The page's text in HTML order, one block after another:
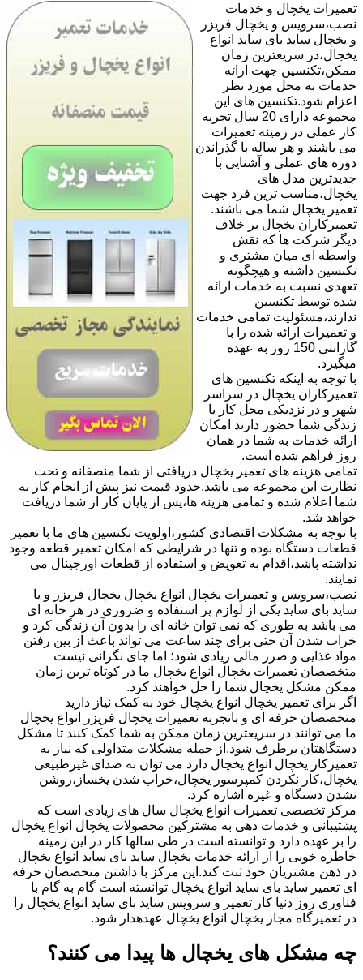
تعمیرات یخچال و خدمات
نصب،سرویس و یخچال فریزر
و یخچال ساید بای ساید انواع
یخچال،در سریعترین زمان
ممکن،تکنسین جهت ارائه
خدمات به محل مورد نظر
اعزام شود.تکنسین های این
مجموعه دارای 20 سال تجربه
کار عملی در زمینه تعمیرات
می باشند و هر ساله با گذراندن
دوره های عملی و آشنایی با
جدیدترین مدل های
یخچال،مناسب ترین فرد جهت
تعمیر یخچال شما می باشند.
تعمیرکاران یخچال بر خلاف
دیگر شرکت ها که نقش
واسطه ای میان مشتری و
تکنسین داشته و هیچگونه
تعهدی نسبت به خدمات ارائه
شده توسط تکنسین
ندارند،مسئولیت تمامی خدمات
و تعمیرات ارائه شده را با
گارانتی 150 روز به عهده
میگیرد.
با توجه به اینکه تکنسین های
تعمیرکاران یخچال در سراسر
شهر و در نزدیکی محل کار یا
زندگی شما حضور دارند امکان
ارائه خدمات به شما در همان
روز فراهم شده است.
تمامی هزینه های تعمیر یخچال دریافتی از شما منصفانه و تحت
نظارت این مجموعه می باشد.حدود قیمت نیز پیش از انجام کار به
شما اعلام شده و تمامی هزینه ها،پس از پایان کار از شما دریافت
خواهد شد.
با توجه به مشکلات اقتصادی کشور،اولویت تکنسین های ما با تعمیر
قطعات دستگاه بوده و تنها در شرایطی که امکان تعمیر قطعه وجود
نداشته باشد،اقدام به تعویض و استفاده از قطعات اورجینال می
نمایند.
نصب،سرویس و تعمیرات یخچال انواع یخچال یخچال فریزر و یا
ساید بای ساید یکی از لوازم پر استفاده و ضروری در هر خانه ای
می باشد به طوری که نمی توان خانه ای را بدون آن زندگی کرد و
خراب شدن آن حتی برای چند ساعت می تواند باعث از بین رفتن
مواد غذایی و ضرر مالی زیادی شود؛ اما جای نگرانی نیست
متخصصان تعمیرات یخچال انواع یخچال ما در کوتاه ترین زمان
ممکن مشکل یخچال شما را حل خواهند کرد.
اگر برای تعمیر یخچال انواع یخچال خود به کمک نیاز دارید
متخصصان حرفه ای و باتجربه تعمیرات یخچال فریزر انواع یخچال
ما می توانند در سریعترین زمان ممکن به شما کمک کنند تا مشکل
دستگاهتان برطرف شود.از جمله مشکلات متداولی که نیاز به
تعمیرکار یخچال انواع یخچال دارد می توان به صدای غیرطبیعی
یخچال،کار نکردن کمپرسور یخچال،خراب شدن یخساز،روشن
نشدن دستگاه و غیره اشاره کرد.
مرکز تخصصی تعمیرات انواع یخچال سال های زیادی است که
پشتیبانی و خدمات دهی به مشترکین محصولات یخچال انواع یخچال
را بر عهده دارد و توانسته است در طی سالها کار در این زمینه
خاطره خوبی را از ارائه خدمات یخچال ساید بای ساید انواع یخچال
در ذهن مشتریان خود ثبت کند.این مرکز با داشتن متخصصان حرفه
ای تعمیر ساید بای ساید انواع یخچال توانسته است گام به گام با
فناوری روز دنیا کار تعمیر و سرویس ساید بای ساید انواع یخچال را
در تعمیرگاه مجاز یخچال انواع یخچال عهدهدار شود.
چه مشکل های یخچال ها پیدا می کنند؟